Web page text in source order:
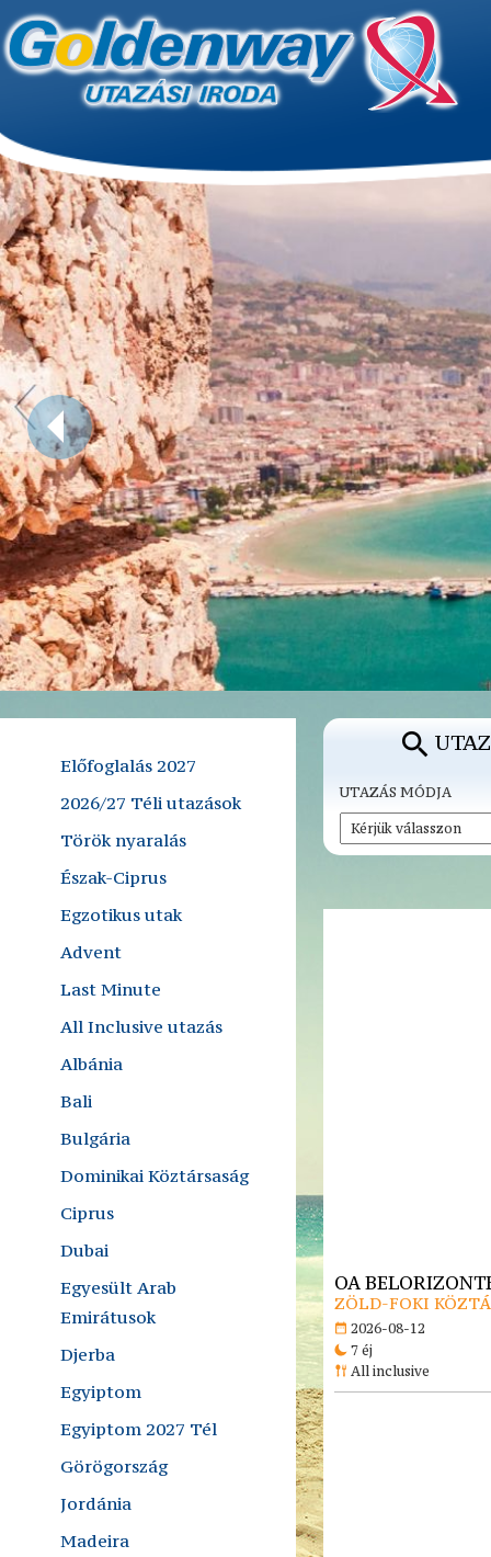
Előfoglalás 2027
2026/27 Téli utazások
Török nyaralás
Észak-Ciprus
Egzotikus utak
Advent
Last Minute
All Inclusive utazás
Albánia
Bali
Bulgária
Dominikai Köztársaság
Ciprus
Dubai
Egyesült Arab
Emirátusok
Djerba
Egyiptom
Egyiptom 2027 Tél
Görögország
Jordánia
Madeira
UTAZÁS MÓDJA
OA
ZÖLD-FOKI
2026-08-12
7 éj
All inclusive